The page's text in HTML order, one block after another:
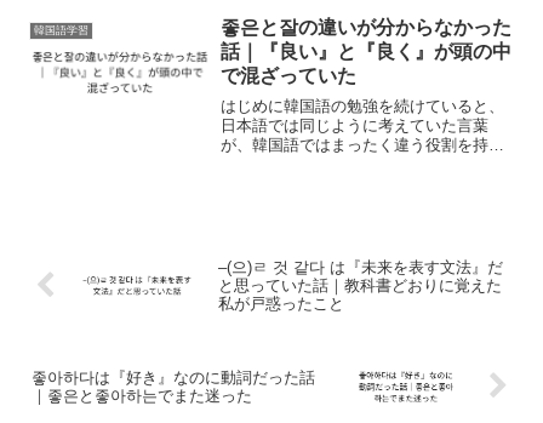
に韓国語を聞いていたので、自分では少
しずつ分かるよ...
韓国語学習
좋은と잘の違いが分からなかった
話｜『良い』と『良く』が頭の中
で混ざっていた
はじめに韓国語の勉強を続けていると、
日本語では同じように考えていた言葉
が、韓国語ではまったく違う役割を持っ
–(으)ㄹ 것 같다 は『未来を表す文法』だ
と思っていた話｜教科書どおりに覚えた
私が戸惑ったこと
좋아하다は『好き』なのに動詞だった話
｜좋은と좋아하는でまた迷った